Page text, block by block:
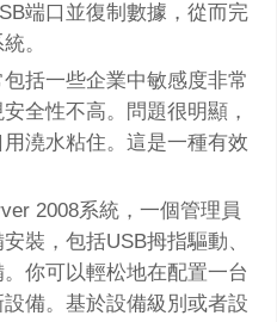
端口並復制數據，從而完
。
一些企業中敏感度非常
全性不高。問題很明顯，
澆水粘住。這是一種有效
2008系統，一個管理員
裝，包括USB拇指驅動、
你可以輕松地在配置一台
備。基於設備級別或者設